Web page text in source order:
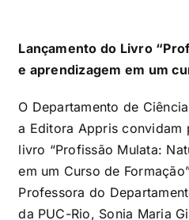
Lançamento do Livro
e aprendizagem em um
O Departamento de
a Editora Appris convidam
livro “Profissão Mulata:
em um Curso de
Professora do
da PUC-Rio, Sonia Maria